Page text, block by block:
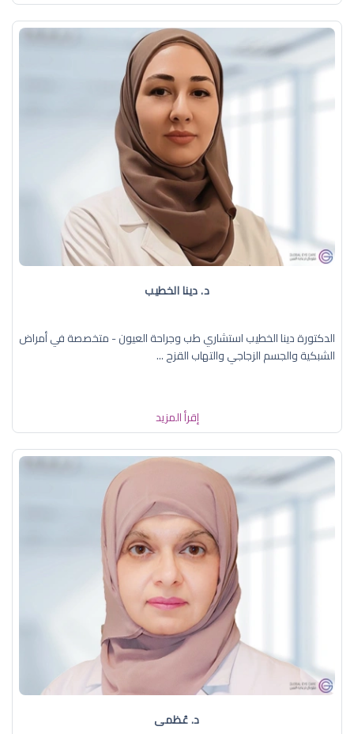
د. دينا الخطيب
الدكتورة دينا الخطيب استشاري طب وجراحة العيون - متخصصة في أمراض
الشبكية والجسم الزجاجي والتهاب القزح ...
إقرأ المزيد
د. عُظمى